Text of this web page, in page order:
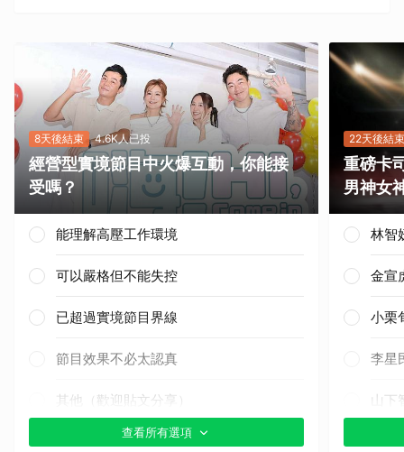
8天後結束 4.6K人已投
經營型實境節目中火爆互動，你能接
受嗎？
能理解高壓工作環境
可以嚴格但不能失控
已超過實境節目界線
節目效果不必太認真
其他（歡迎貼文分享）
查看所有選項
22天後結束
重磅卡
男神女
林智
金宣
小栗
李星
山